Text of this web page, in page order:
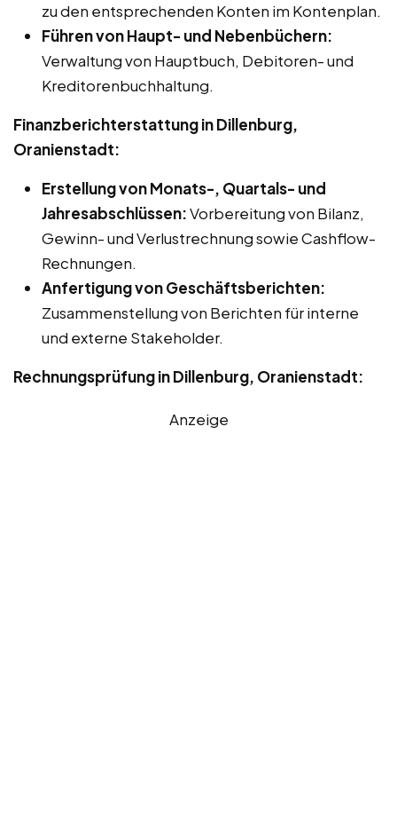
zu den entsprechenden Konten im Kontenplan.
Führen von Haupt- und Nebenbüchern:
Verwaltung von Hauptbuch, Debitoren- und
Kreditorenbuchhaltung.
Finanzberichterstattung in Dillenburg,
Oranienstadt:
Erstellung von Monats-, Quartals- und
Jahresabschlüssen:Vorbereitung von Bilanz,
Gewinn- und Verlustrechnung sowie Cashflow-
Rechnungen.
Anfertigung von Geschäftsberichten:
Zusammenstellung von Berichten für interne
und externe Stakeholder.
Rechnungsprüfung in Dillenburg, Oranienstadt:
Anzeige